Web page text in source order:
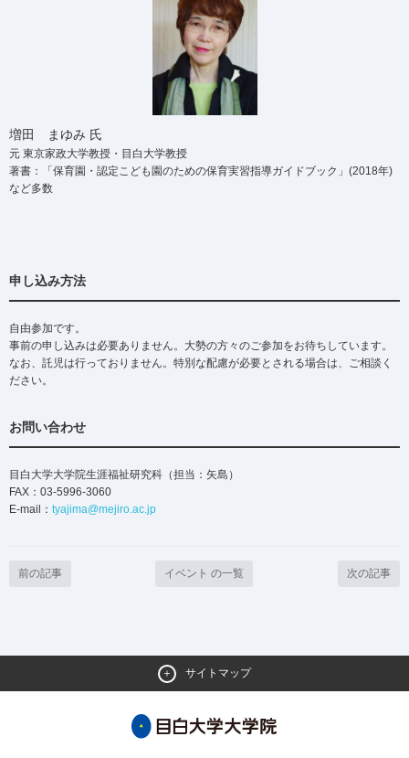
増田 まゆみ 氏
元 東京家政大学教授・目白大学教授
著書：「保育園・認定こども園のための保育実習指導ガイドブック」(2018年)
など多数
申し込み方法
自由参加です。
事前の申し込みは必要ありません。大勢の方々のご参加をお待ちしています。
なお、託児は行っておりません。特別な配慮が必要とされる場合は、ご相談く
ださい。
お問い合わせ
目白大学大学院生涯福祉研究科（担当：矢島）
FAX：03-5996-3060
E-mail： tyajima@mejiro.ac.jp
前の記事 イベント の一覧 次の記事
サイトマップ